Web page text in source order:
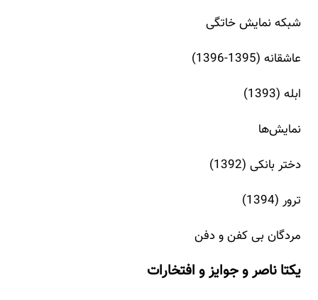
شبکه نمایش خاتگی
عاشقانه (1395-1396)
ابله (1393)
نمایش‌ها
دختر بانکی (1392)
ترور (1394)
مردگان بی کفن و دفن
یکتا ناصر و جوایز و افتخارات